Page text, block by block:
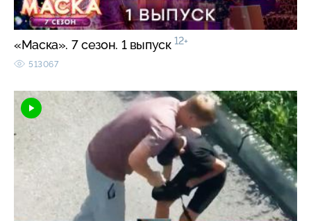
«Маска». 7 сезон. 1 выпуск 12+
513067